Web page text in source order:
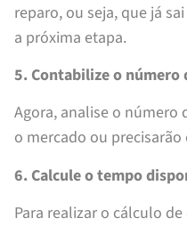
reparo, ou seja, que já
a próxima etapa.
5. Contabilize o
Agora, analise o número
o mercado ou
6. Calcule o tempo
Para realizar o cálculo